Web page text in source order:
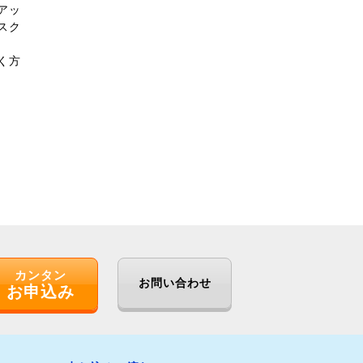
ッ
ク
方
カンタン
お申込み お問い合わせ